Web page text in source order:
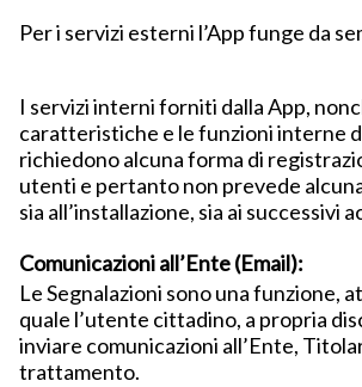
Per i servizi esterni l’App funge da
I servizi interni forniti dalla App,
caratteristiche e le funzioni interne
richiedono alcuna forma di
utenti e pertanto non prevede
sia all’installazione, sia ai successivi
Comunicazioni all’Ente (Email):
Le Segnalazioni sono una funzione,
quale l’utente cittadino, a propria
inviare comunicazioni all’Ente,
trattamento.